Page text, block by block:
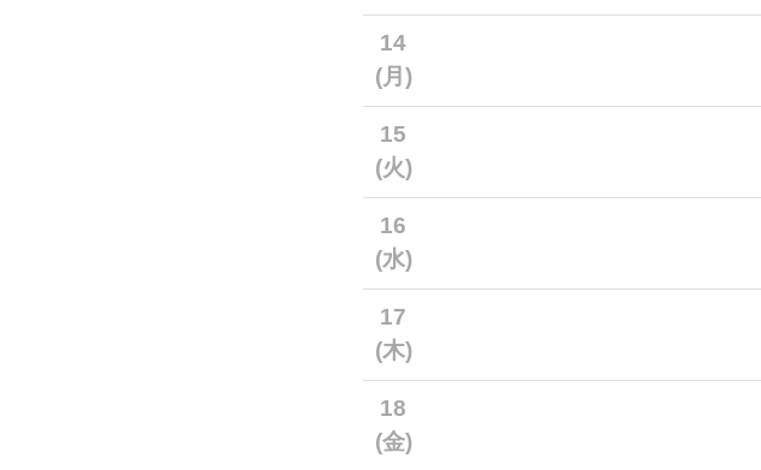
14
(月)
15
(火)
16
(水)
17
(木)
18
(金)